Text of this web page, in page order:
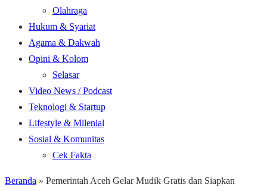
Olahraga
Hukum & Syariat
Agama & Dakwah
Opini & Kolom
Selasar
Video News / Podcast
Teknologi & Startup
Lifestyle & Milenial
Sosial & Komunitas
Cek Fakta
Beranda » Pemerintah Aceh Gelar Mudik Gratis dan Siapkan